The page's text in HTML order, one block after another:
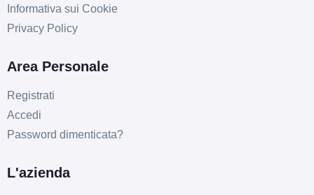
Informativa sui Cookie
Privacy Policy
Area Personale
Registrati
Accedi
Password dimenticata?
L'azienda